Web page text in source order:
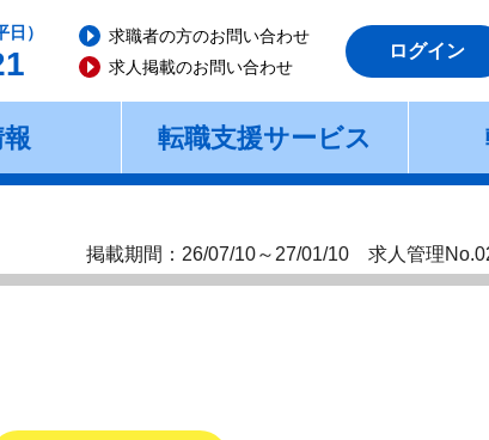
）
求職者の方のお問い合わせ
求人掲載のお問い合わせ
ログイン
転職支援サービス
掲載期間：26/07/10～27/01/10 求人管理